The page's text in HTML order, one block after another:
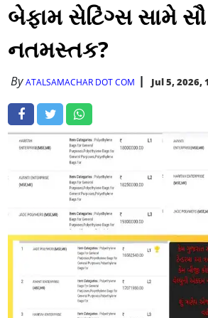
બેફામ સેટિંગ્સ સામે
નતમસ્તક?
ByATALSAMACHAR DOT COM Jul 5, 2026,